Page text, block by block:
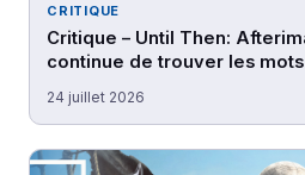
CRITIQUE
Critique – Until Then:
continue de trouver les mots
24 juillet 2026